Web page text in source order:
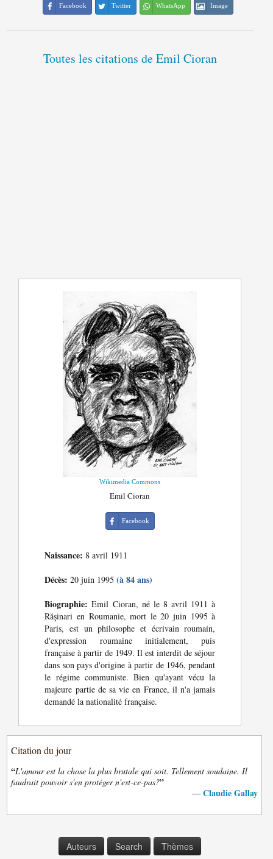
Facebook Twitter WhatsApp Image
Toutes les citations de Emil Cioran
Wikimedia Commons
Emil Cioran
Facebook
Naissance: 8 avril 1911
Décès: 20 juin 1995(à 84 ans)
Biographie: Emil Cioran, né le 8 avril 1911 à
Rășinari en Roumanie, mort le 20 juin 1995 à
Paris, est un philosophe et écrivain roumain,
d'expression roumaine initialement, puis
française à partir de 1949. Il est interdit de séjour
dans son pays d'origine à partir de 1946, pendant
le régime communiste. Bien qu'ayant vécu la
majeure partie de sa vie en France, il n'a jamais
demandé la nationalité française.
Citation du jour
“L'amour est la chose la plus brutale qui soit. Tellement soudaine. Il
faudrait pouvoir s'en protéger n'est-ce-pas?”
— Claudie Gallay
Auteurs Search Thèmes